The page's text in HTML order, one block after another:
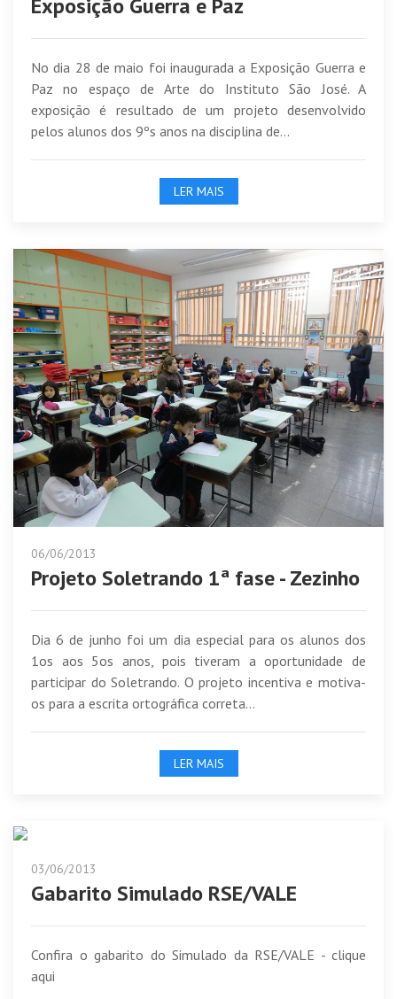
Exposição Guerra e Paz
No dia 28 de maio foi inaugurada a Exposição Guerra e
Paz no espaço de Arte do Instituto São José. A
exposição é resultado de um projeto desenvolvido
pelos alunos dos 9ºs anos na disciplina de...
LER MAIS
06/06/2013
Projeto Soletrando 1ª fase - Zezinho
Dia 6 de junho foi um dia especial para os alunos dos
1os aos 5os anos, pois tiveram a oportunidade de
participar do Soletrando. O projeto incentiva e motiva-
os para a escrita ortográfica correta...
LER MAIS
03/06/2013
Gabarito Simulado RSE/VALE
Confira o gabarito do Simulado da RSE/VALE - clique
aqui